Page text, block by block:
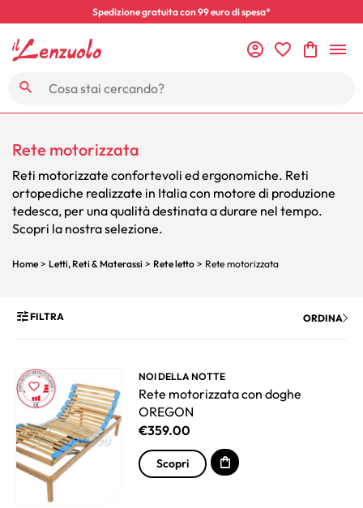
Spedizione gratuita con 99 euro di spesa*
Rete motorizzata
Reti motorizzate confortevoli ed ergonomiche. Reti
ortopediche realizzate in Italia con motore di produzione
tedesca, per una qualità destinata a durare nel tempo.
Scopri la nostra selezione.
Home > Letti, Reti & Materassi > Rete letto > Rete motorizzata
FILTRA ORDINA
NOI DELLA NOTTE
Rete motorizzata con doghe
OREGON
€359.00
Scopri